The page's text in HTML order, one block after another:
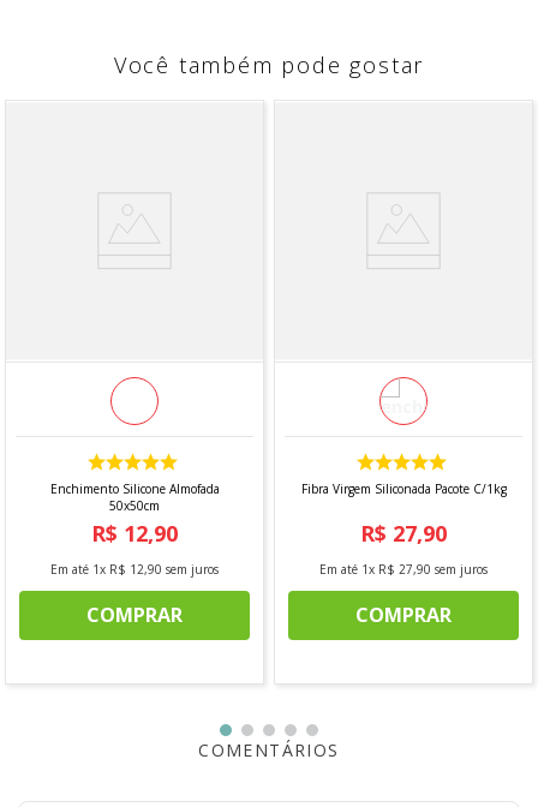
Plástico PP (Polipropileno)
ATENÇÃO
mostradas acima e o produto físico.
Você também pode gostar
Enchimento Silicone Almofada
50x50cm
R$ 12,90
Em até 1x R$ 12,90 sem juros
COMPRAR
Fibra Virgem Siliconada Pacote C/1kg
R$ 27,90
Em até 1x R$ 27,90 sem juros
COMPRAR
COMENTÁRIOS